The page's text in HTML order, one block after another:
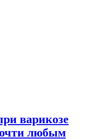
варикозе
любым